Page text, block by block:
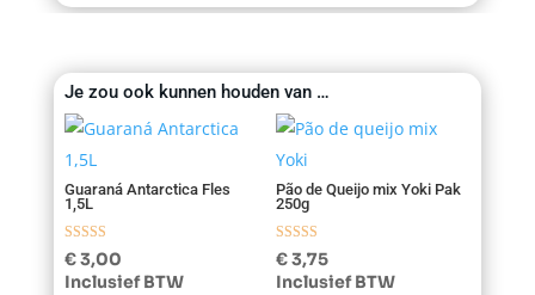
Je zou ook kunnen houden van …
Guaraná Antarctica Fles
1,5L
Gewaardeerd
5.00
uit 5
€3,00
Inclusief BTW
Pão de Queijo mix Yoki Pak
250g
Gewaardeerd
5.00
uit 5
€3,75
Inclusief BTW